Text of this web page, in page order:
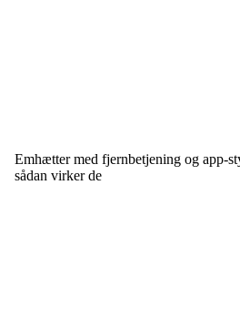
Emhætter med fjernbetjening og app-
sådan virker de